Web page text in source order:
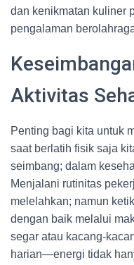
dan kenikmatan kuliner
pengalaman
Aktivitas
Penting bagi kita untuk
saat berlatih fisik saja
seimbang; dalam
Menjalani rutinitas
melelahkan; namun
dengan baik melalui
segar atau kacang-
harian—energi tidak